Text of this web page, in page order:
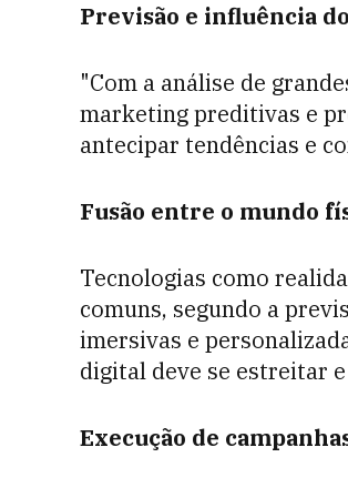
Previsão e influência
"Com a análise de
marketing preditivas e
antecipar tendências e
Fusão entre o mundo
Tecnologias como
comuns, segundo a
imersivas e
digital deve se estreitar
Execução de